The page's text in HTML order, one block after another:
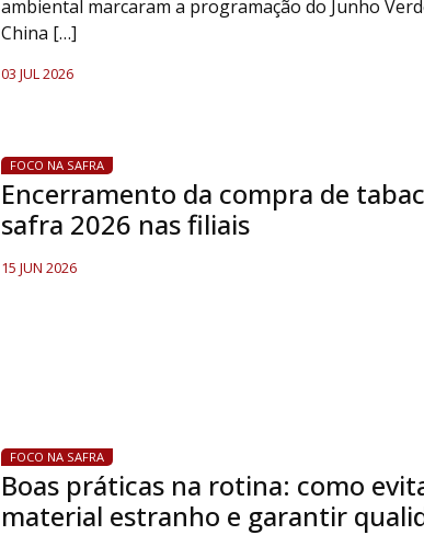
ambiental marcaram a programação do Junho
China […]
03 JUL 2026
FOCO NA SAFRA
Encerramento da compra de
safra 2026 nas filiais
15 JUN 2026
FOCO NA SAFRA
Boas práticas na rotina: como
material estranho e garantir